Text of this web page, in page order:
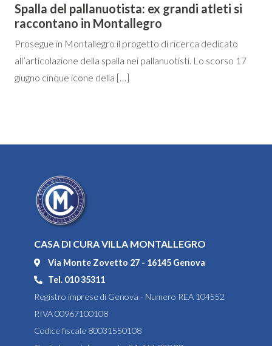
Spalla del pallanuotista: ex grandi atleti si
raccontano in Montallegro
Prosegue in Montallegro il progetto di ricerca dedicato
all’articolazione della spalla nei pallanuotisti. Lo scorso 17
giugno cinque icone della […]
CASA DI CURA VILLA MONTALLEGRO
Via Monte Zovetto 27 - 16145 Genova
Tel. 010 35311
Registro imprese di Genova - Numero REA 104552
P.IVA 00967100108
Codice fiscale 80031550108